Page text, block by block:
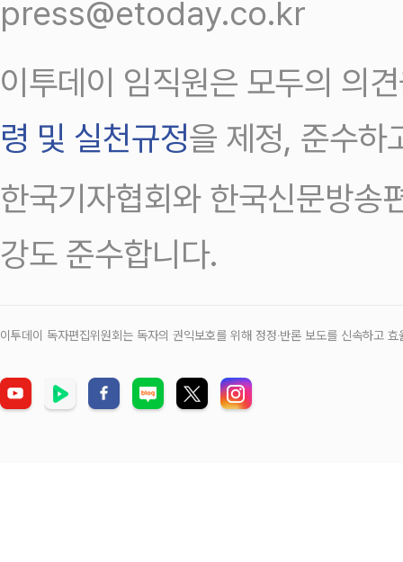
press@etoday.co.kr
이투데이 임직원은 모두의 의
령 및 실천규정을 제정, 준수하
한국기자협회와 한국신문방송
강도 준수합니다.
이투데이 독자편집위원회는 독자의 권익보호를 위해 정정‧반론 보도를 신속하고